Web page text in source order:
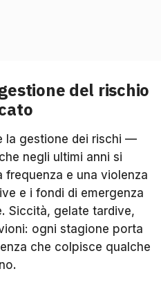
del rischio
la gestione dei rischi —
negli ultimi anni si
e una violenza
e i fondi di emergenza
Siccità, gelate tardive,
ogni stagione porta
che colpisce qualche